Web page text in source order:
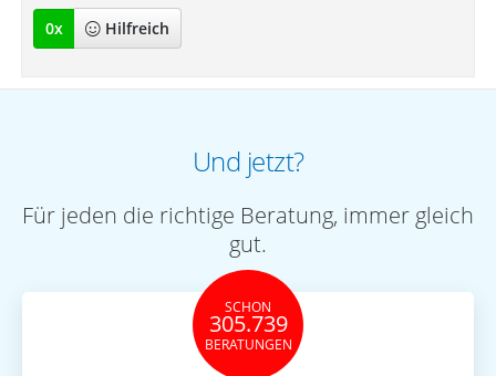
0x Hilfreich
Und jetzt?
Für jeden die richtige Beratung, immer gleich
gut.
SCHON
305.739
BERATUNGEN